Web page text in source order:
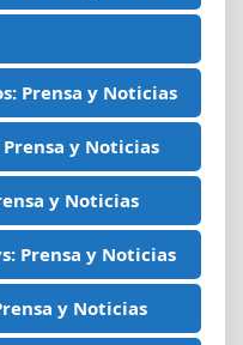
Prensa y Noticias
y Noticias
y Noticias
Prensa y Noticias
y Noticias